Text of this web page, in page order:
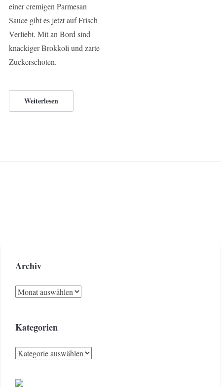
einer cremigen Parmesan
Sauce gibt es jetzt auf Frisch
Verliebt. Mit an Bord sind
knackiger Brokkoli und zarte
Zuckerschoten.
Weiterlesen
Archiv
Archiv
Kategorien
Kategorien